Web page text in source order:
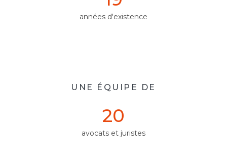
années d'existence
UNE ÉQUIPE DE
avocats et juristes
20